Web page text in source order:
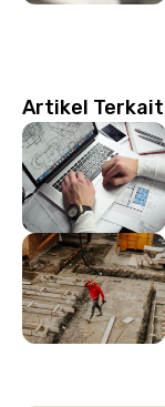
Artikel Terkait